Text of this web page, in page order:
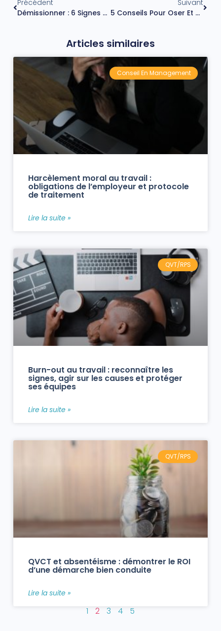
Précédent
Démissionner : 6 Signes Qui Montrent Qu’il Est Temps De Quitter Son Emploi
Suivant
5 Conseils Pour Oser Et Maîtriser La Négociation Au Travail
Articles similaires
Conseil En Management
Harcèlement moral au travail :
obligations de l’employeur et protocole
de traitement
Lire la suite »
QVT/RPS
Burn-out au travail : reconnaître les
signes, agir sur les causes et protéger
ses équipes
Lire la suite »
QVT/RPS
QVCT et absentéisme : démontrer le ROI
d’une démarche bien conduite
Lire la suite »
1 2 3 4 5